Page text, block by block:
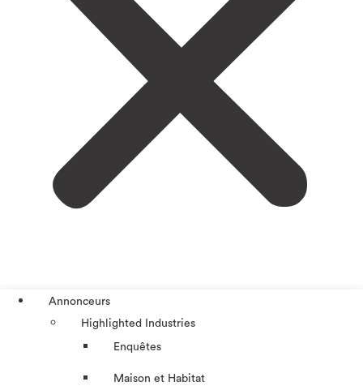
Annonceurs
Highlighted Industries
Enquêtes
Maison et Habitat